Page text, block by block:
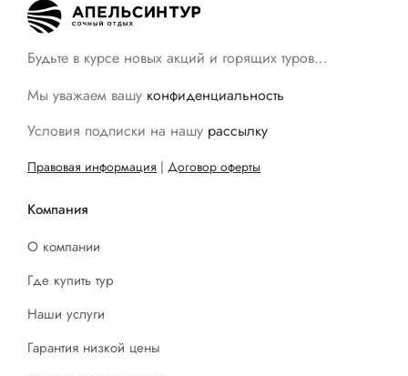
Будьте в курсе новых акций и горящих туров…
Мы уважаем вашу конфиденциальность
Условия подписки на нашу рассылку
Правовая информация | Договор оферты
Компания
О компании
Где купить тур
Наши услуги
Гарантия низкой цены